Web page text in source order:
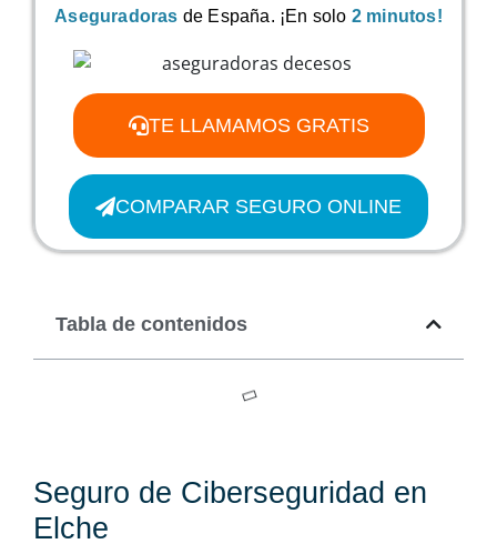
Seguro de Ciberseguridad en
Elche
Aseguradoras de España. ¡En solo 2 minutos!
TE LLAMAMOS GRATIS
COMPARAR SEGURO ONLINE
Tabla de contenidos